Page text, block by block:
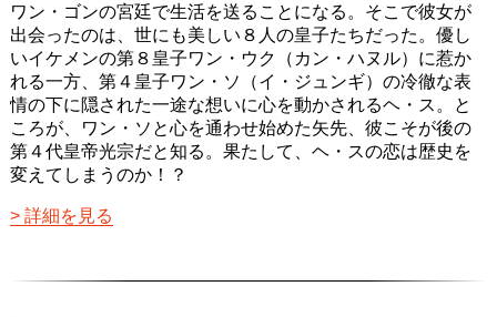
ワン・ゴンの宮廷で生活を送ることになる。そこで彼女が
出会ったのは、世にも美しい８人の皇子たちだった。優し
いイケメンの第８皇子ワン・ウク（カン・ハヌル）に惹か
れる一方、第４皇子ワン・ソ（イ・ジュンギ）の冷徹な表
情の下に隠された一途な想いに心を動かされるヘ・ス。と
ころが、ワン・ソと心を通わせ始めた矢先、彼こそが後の
第４代皇帝光宗だと知る。果たして、ヘ・スの恋は歴史を
変えてしまうのか！？
詳細を見る